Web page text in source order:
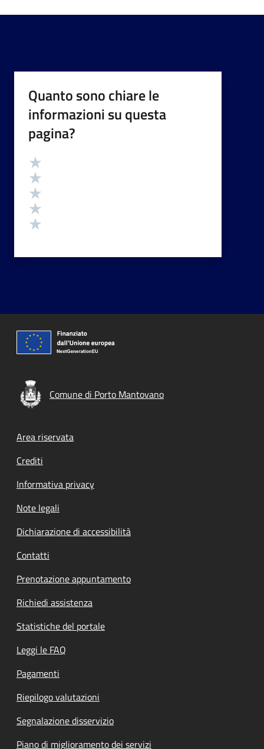
Quanto sono chiare le
informazioni su questa
pagina?
Valutazione
Comune di Porto Mantovano
Footer menu
Area riservata
Crediti
Informativa privacy
Note legali
Dichiarazione di accessibilità
Contatti
Prenotazione appuntamento
Richiedi assistenza
Statistiche del portale
Leggi le FAQ
Pagamenti
Riepilogo valutazioni
Segnalazione disservizio
Piano di miglioramento dei servizi